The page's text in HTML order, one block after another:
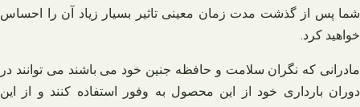
شما پس از گذشت مدت زمان معینی تاثیر بسیار زیاد آن را احساس
خواهید کرد.
مادرانی که نگران سلامت و حافظه جنین خود می باشند می توانند در
دوران‌ بارداری خود از این محصول به وفور استفاده کنند و از این